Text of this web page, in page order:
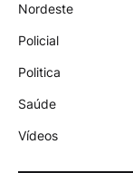
Nordeste
Policial
Politica
Saúde
Vídeos